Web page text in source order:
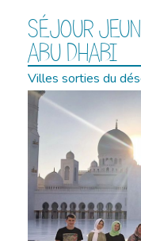
SÉJOUR
ABU DHABI
Villes sorties du